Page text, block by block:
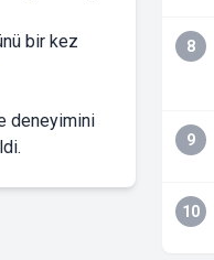
bir kez
deneyimini
8
9
10